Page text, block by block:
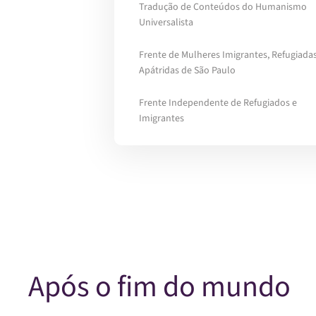
Tradução de Conteúdos do Humanismo
Universalista
Frente de Mulheres Imigrantes,
Apátridas de São Paulo
Frente Independente de Refugiados e
Imigrantes
Após o fim do mundo